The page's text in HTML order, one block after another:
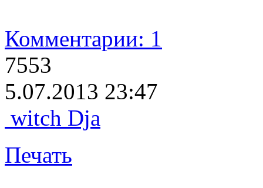
Комментарии: 1
7553
5.07.2013 23:47
witch Dja
Печать